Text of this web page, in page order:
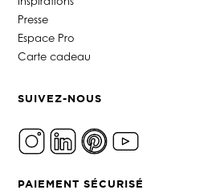
Presse
Espace Pro
Carte cadeau
SUIVEZ-NOUS
PAIEMENT SÉCURISÉ